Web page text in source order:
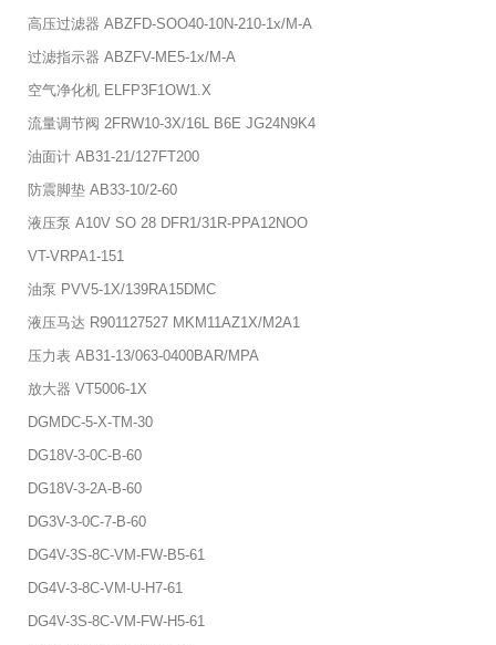
高压过滤器 ABZFD-SOO40-10N-210-1x/M-A
过滤指示器 ABZFV-ME5-1x/M-A
空气净化机 ELFP3F1OW1.X
流量调节阀 2FRW10-3X/16L B6E JG24N9K4
油面计 AB31-21/127FT200
防震脚垫 AB33-10/2-60
液压泵 A10V SO 28 DFR1/31R-PPA12NOO
VT-VRPA1-151
油泵 PVV5-1X/139RA15DMC
液压马达 R901127527 MKM11AZ1X/M2A1
压力表 AB31-13/063-0400BAR/MPA
放大器 VT5006-1X
DGMDC-5-X-TM-30
DG18V-3-0C-B-60
DG18V-3-2A-B-60
DG3V-3-0C-7-B-60
DG4V-3S-8C-VM-FW-B5-61
DG4V-3-8C-VM-U-H7-61
DG4V-3S-8C-VM-FW-H5-61